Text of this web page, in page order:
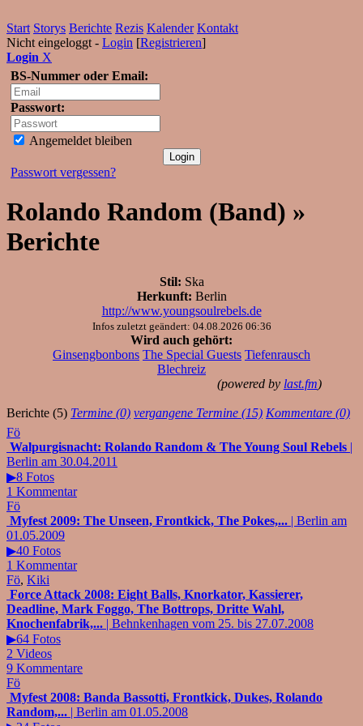
Start Storys Berichte Rezis Kalender Kontakt
Nicht eingeloggt - Login [Registrieren]
Login X
BS-Nummer oder Email:
Passwort:
Angemeldet bleiben
Passwort vergessen?
Rolando Random (Band) »
Berichte
Stil: Ska
Herkunft: Berlin
http://www.youngsoulrebels.de
Infos zuletzt geändert: 04.08.2026 06:36
Wird auch gehört:
Ginsengbonbons The Special Guests Tiefenrausch
Blechreiz
(powered by last.fm)
Berichte (5) Termine (0) vergangene Termine (15) Kommentare (0)
Fö
Walpurgisnacht: Rolando Random & The Young Soul Rebels |
Berlin am 30.04.2011
▶8 Fotos
1 Kommentar
Fö
Myfest 2009: The Unseen, Frontkick, The Pokes,... | Berlin am
01.05.2009
▶40 Fotos
1 Kommentar
Fö, Kiki
Force Attack 2008: Eight Balls, Knorkator, Kassierer,
Deadline, Mark Foggo, The Bottrops, Dritte Wahl,
Knochenfabrik,... | Behnkenhagen vom 25. bis 27.07.2008
▶64 Fotos
2 Videos
9 Kommentare
Fö
Myfest 2008: Banda Bassotti, Frontkick, Dukes, Rolando
Random,... | Berlin am 01.05.2008